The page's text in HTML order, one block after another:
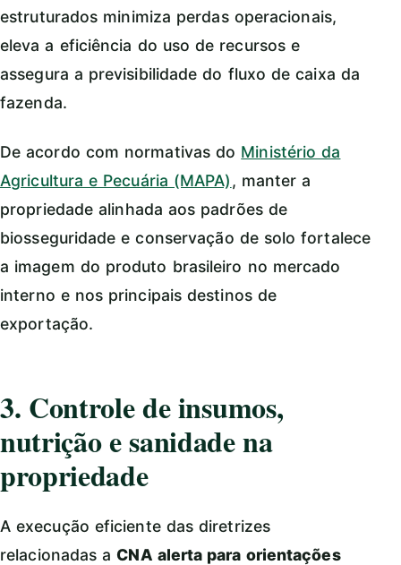
estruturados minimiza perdas operacionais,
eleva a eficiência do uso de recursos e
assegura a previsibilidade do fluxo de caixa da
fazenda.
De acordo com normativas do Ministério da
Agricultura e Pecuária (MAPA), manter a
propriedade alinhada aos padrões de
biosseguridade e conservação de solo fortalece
a imagem do produto brasileiro no mercado
interno e nos principais destinos de
exportação.
3. Controle de insumos,
nutrição e sanidade na
propriedade
A execução eficiente das diretrizes
relacionadas aCNA alerta para orientações